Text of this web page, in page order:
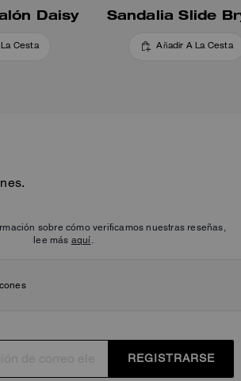
Daisy
Cesta
Sandalia Slide
Añadir A La Cesta
sobre cómo verificamos nuestras reseñas,
lee más aquí.
REGISTRARSE